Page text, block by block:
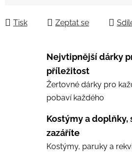
Tisk Zeptat se
Nejvtipnější dárky
příležitost
Žertovné dárky pro
pobaví každého
Kostýmy a doplňky,
zazáříte
Kostýmy, paruky a